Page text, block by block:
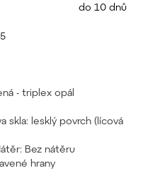
do 10 dnů
- triplex opál
skla: lesklý povrch (lícová
Bez nátěru
hrany